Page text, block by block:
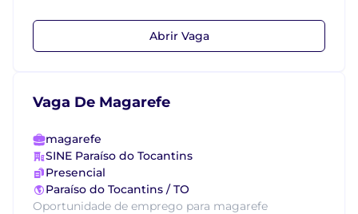
Abrir Vaga
Vaga De Magarefe
magarefe
SINE Paraíso do Tocantins
Presencial
Paraíso do Tocantins / TO
Oportunidade de emprego para magarefe